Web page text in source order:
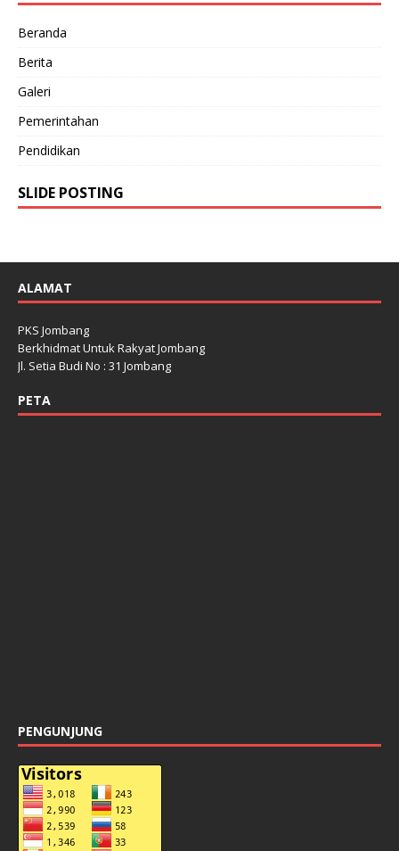
Beranda
Berita
Galeri
Pemerintahan
Pendidikan
SLIDE POSTING
ALAMAT
PKS Jombang
Berkhidmat Untuk Rakyat Jombang
Jl. Setia Budi No : 31 Jombang
PETA
PENGUNJUNG